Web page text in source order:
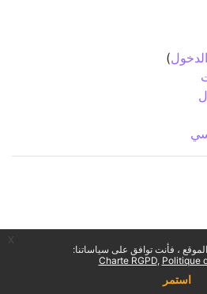
)
، فأنت توافق على سياساتنا:
Charte RGPD Politique
استمر